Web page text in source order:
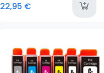
22,95 €